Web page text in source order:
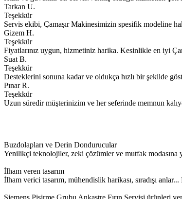
Tarkan U.
Teşekkür
Servis ekibi, Çamaşır Makinesimizin spesifik modeline
Gizem H.
Teşekkür
Fiyatlarınız uygun, hizmetiniz harika. Kesinlikle en iyi
Suat B.
Teşekkür
Desteklerini sonuna kadar ve oldukça hızlı bir şekilde
Pınar R.
Teşekkür
Uzun süredir müşterinizim ve her seferinde memnun
Buzdolapları ve Derin Dondurucular
Yenilikçi teknolojiler, zeki çözümler ve mutfak modasına
İlham veren tasarım
İlham verici tasarım, mühendislik harikası, sıradışı